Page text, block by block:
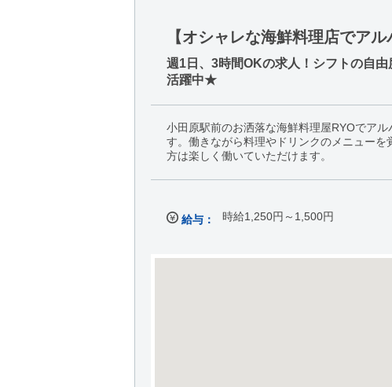
【オシャレな海鮮料理店でア
週1日、3時間OKの求人！シフトの自
活躍中★
小田原駅前のお洒落な海鮮料理屋RYOでア
す。働きながら料理やドリンクのメニュー
方は楽しく働いていただけます。
給与： 時給1,250円～1,500円